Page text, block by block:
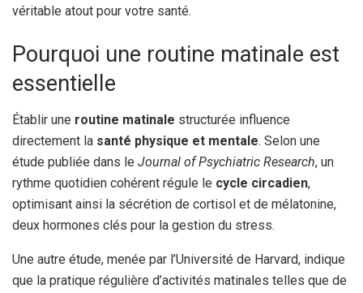
véritable atout pour votre santé.
Pourquoi une routine matinale est
essentielle
Établir une routine matinale structurée influence
directement la santé physique et mentale. Selon une
étude publiée dans le Journal of Psychiatric Research, un
rythme quotidien cohérent régule le cycle circadien,
optimisant ainsi la sécrétion de cortisol et de mélatonine,
deux hormones clés pour la gestion du stress.
Une autre étude, menée par l’Université de Harvard, indique
que la pratique régulière d’activités matinales telles que de